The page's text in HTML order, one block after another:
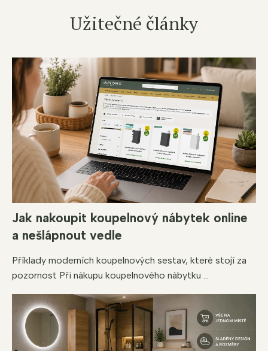
Užitečné články
Jak nakoupit koupelnový nábytek online
a nešlápnout vedle
Příklady moderních koupelnových sestav, které stojí za
pozornost Při nákupu koupelnového nábytku ...